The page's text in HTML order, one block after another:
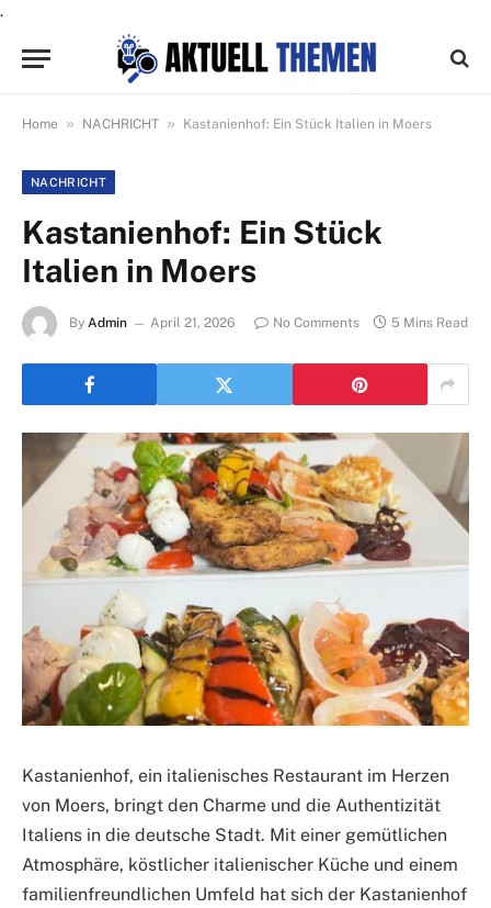
.
Home » NACHRICHT » Kastanienhof: Ein Stück Italien in Moers
NACHRICHT
Kastanienhof: Ein Stück
Italien in Moers
By Admin April 21, 2026 No Comments 5 Mins Read
Kastanienhof, ein italienisches Restaurant im Herzen
von Moers, bringt den Charme und die Authentizität
Italiens in die deutsche Stadt. Mit einer gemütlichen
Atmosphäre, köstlicher italienischer Küche und einem
familienfreundlichen Umfeld hat sich der Kastanienhof